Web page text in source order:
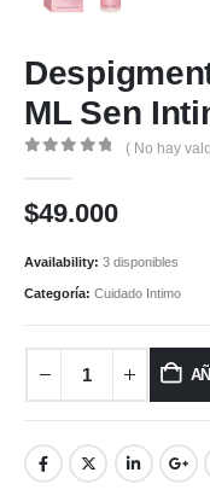
ML Sen
( No hay
$49.000
Availability: 3 disponibles
Categoría: Cuidado Intimo